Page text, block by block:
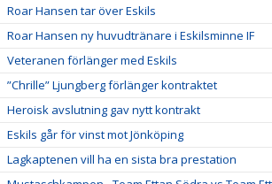
Roar Hansen tar över Eskils
Roar Hansen ny huvudtränare i Eskilsminne IF
Veteranen förlänger med Eskils
”Chrille” Ljungberg förlänger kontraktet
Heroisk avslutning gav nytt kontrakt
Eskils går för vinst mot Jönköping
Lagkaptenen vill ha en sista bra prestation